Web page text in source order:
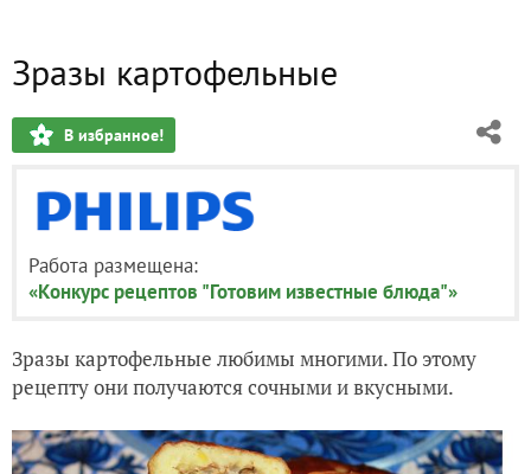
Зразы картофельные
В избранное!
Работа размещена:
«Конкурс рецептов "Готовим известные блюда"»
Зразы картофельные любимы многими. По этому
рецепту они получаются сочными и вкусными.